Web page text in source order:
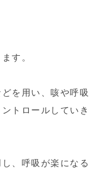
す。
を用い、咳や呼吸
トロールしていき
、呼吸が楽になる